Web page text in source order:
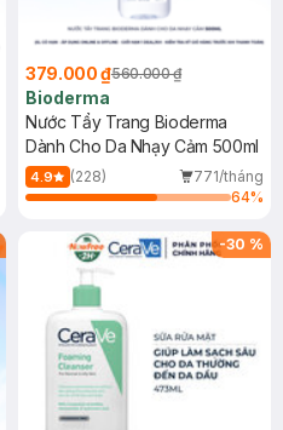
379.000 ₫560.000 ₫
Bioderma
Nước Tẩy Trang Bioderma
Dành Cho Da Nhạy Cảm 500ml
4.9 (228)
771/tháng
64%
-30 %